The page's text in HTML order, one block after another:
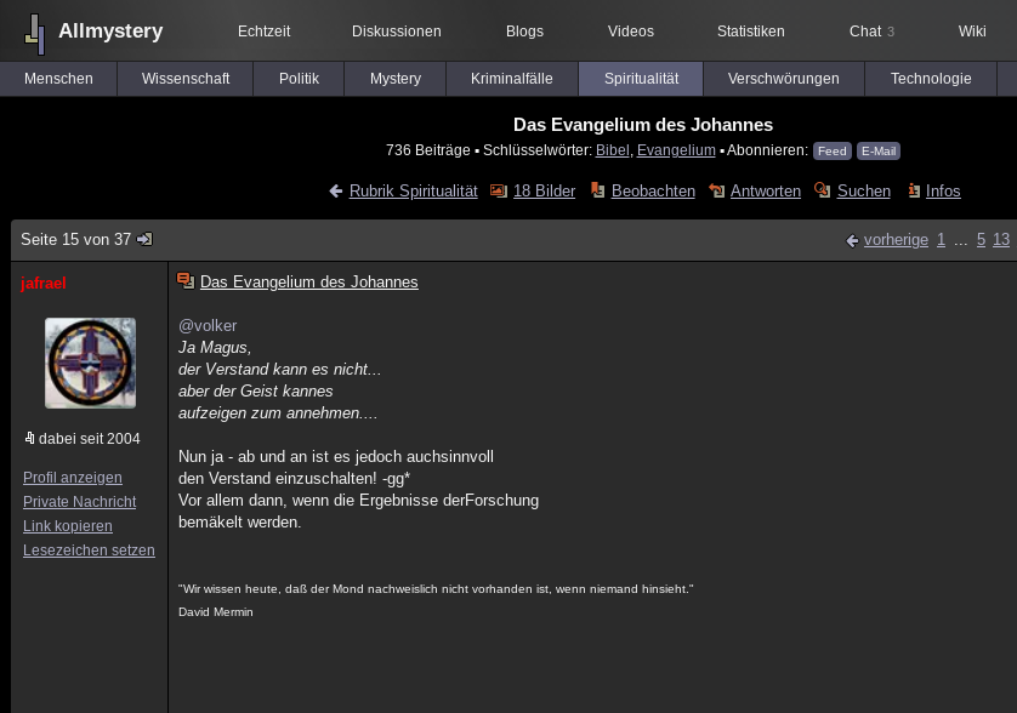
Allmystery Echtzeit Diskussionen Blogs Videos Statistiken Chat 3 Wiki
Menschen Wissenschaft Politik Mystery Kriminalfälle Spiritualität Verschwörungen Technologie
Das Evangelium des Johannes
736 Beiträge ▪ Schlüsselwörter: Bibel Evangelium▪ Abonnieren: Feed E-Mail
Rubrik Spiritualität 18 Bilder Beobachten Antworten Suchen Infos
Seite 15 von 37 vorherige 1 ... 5 13
jafrael
dabei seit 2004
Profil anzeigen
Private Nachricht
Link kopieren
Lesezeichen setzen
Das Evangelium des Johannes
@volker
Ja Magus,
der Verstand kann es nicht...
aber der Geist kannes
aufzeigen zum annehmen....
Nun ja - ab und an ist es jedoch auchsinnvoll
den Verstand einzuschalten! -gg*
Vor allem dann, wenn die Ergebnisse derForschung
bemäkelt werden.
"Wir wissen heute, daß der Mond nachweislich nicht vorhanden ist, wenn niemand hinsieht."
David Mermin